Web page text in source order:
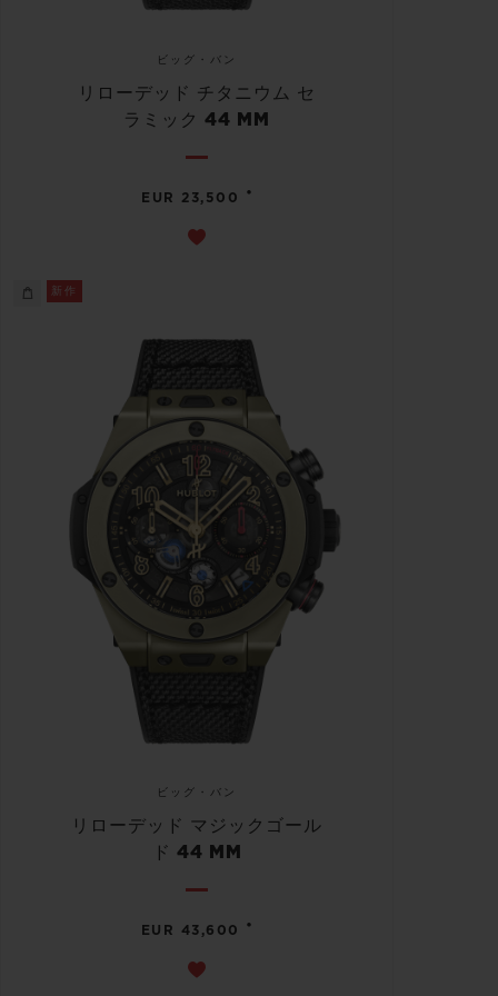
ビッグ・バン
リローデッド チタニウム セ
ラミック 44 MM
EUR 23,500 •
新作
ビッグ・バン
リローデッド マジックゴール
ド 44 MM
EUR 43,600 •